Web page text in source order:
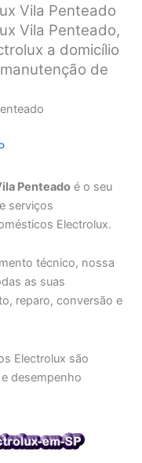
Vila Penteado
Vila Penteado,
a domicílio
de
Penteado é o seu
serviços
Electrolux.
técnico, nossa
as suas
reparo, conversão e
Electrolux são
desempenho